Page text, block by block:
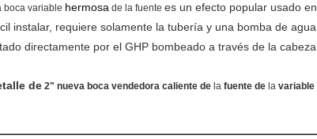
boca variable hermosa de la fuente es un efecto popular usado
instalar, requiere solamente la tubería y una bomba de
directamente por el GHP bombeado a través de la
de 2" nueva boca vendedora caliente de la fuente de la variable